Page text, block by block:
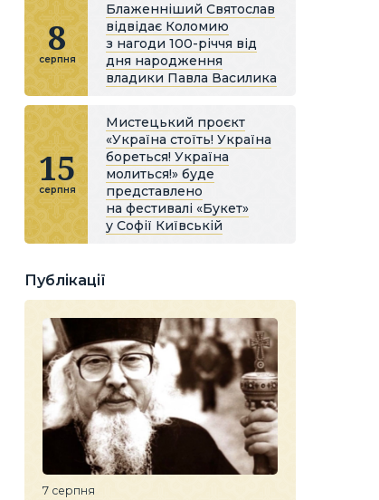
8
серпня
Блаженніший Святослав
відвідає Коломию
з нагоди 100-річчя від
дня народження
владики Павла Василика
15
серпня
Мистецький проєкт
«Україна стоїть! Україна
бореться! Україна
молиться!» буде
представлено
на фестивалі «Букет»
у Софії Київській
Публікації
7 серпня